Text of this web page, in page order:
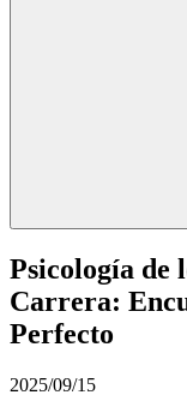
Psicología de
Carrera:
Perfecto
2025/09/15